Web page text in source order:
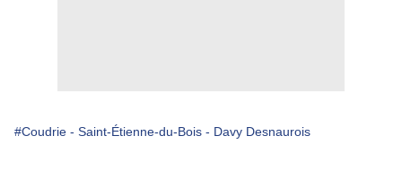
#Coudrie - Saint-Étienne-du-Bois - Davy Desnaurois